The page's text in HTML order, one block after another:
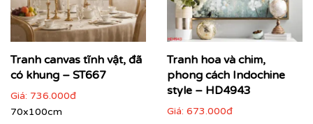
Printek còn hỗ trợ tư vấn miễn phí để giúp bạn chọn
được bức tranh phù hợp nhất với không gian và sở
thích của mình. Đặc biệt, chúng tôi còn cung cấp dịch
gian và công sức.
Tranh canvas tĩnh vật, đã
có khung – ST667
Giá: 736.000đ
70x100cm
Tranh hoa và chim,
phong cách Indochine
style – HD4943
Giá: 673.000đ